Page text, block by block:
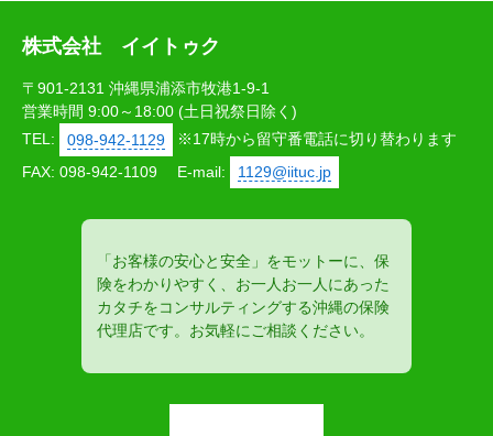
株式会社 イイトゥク
〒901-2131 沖縄県浦添市牧港1-9-1
営業時間 9:00～18:00 (土日祝祭日除く)
TEL:
098-942-1129
※17時から留守番電話に切り替わります
FAX: 098-942-1109
E-mail: 1129@iituc.jp
「お客様の安心と安全」をモットーに、保
険をわかりやすく、お一人お一人にあった
カタチをコンサルティングする沖縄の保険
代理店です。お気軽にご相談ください。